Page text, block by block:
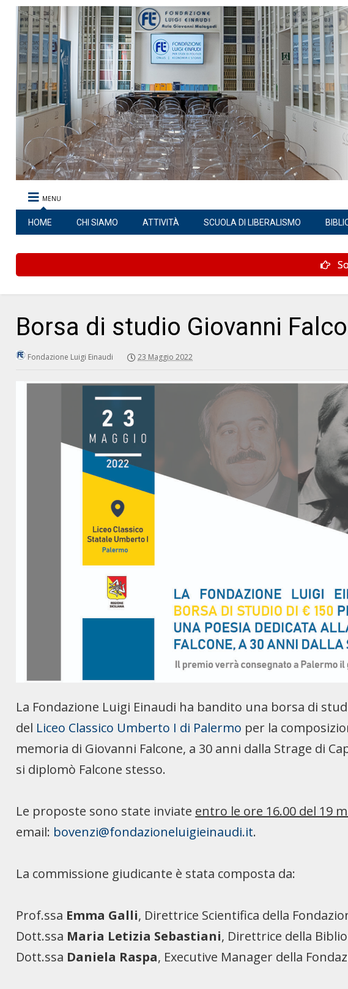
MENU
HOME CHI SIAMO ATTIVITÀ SCUOLA DI LIBERALISMO
Borsa di studio Giovanni
Fondazione Luigi Einaudi 23 Maggio 2022
La Fondazione Luigi Einaudi ha bandito una borsa di
del Liceo Classico Umberto I di Palermo per la
memoria di Giovanni Falcone, a 30 anni dalla Strage di
si diplomò Falcone stesso.
Le proposte sono state inviate entro le ore 16.00 del 19
email: bovenzi@fondazioneluigieinaudi.it.
La commissione giudicante è stata composta da:
Prof.ssa Emma Galli, Direttrice Scientifica della
Dott.ssa Maria Letizia Sebastiani, Direttrice della
Dott.ssa Daniela Raspa, Executive Manager della